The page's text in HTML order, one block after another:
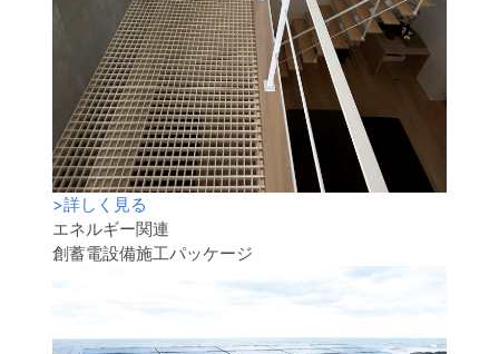
>詳しく見る
エネルギー関連
創蓄電設備施工パッケージ